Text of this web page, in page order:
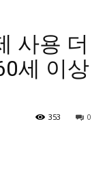
사용 더
세 이상
0
353